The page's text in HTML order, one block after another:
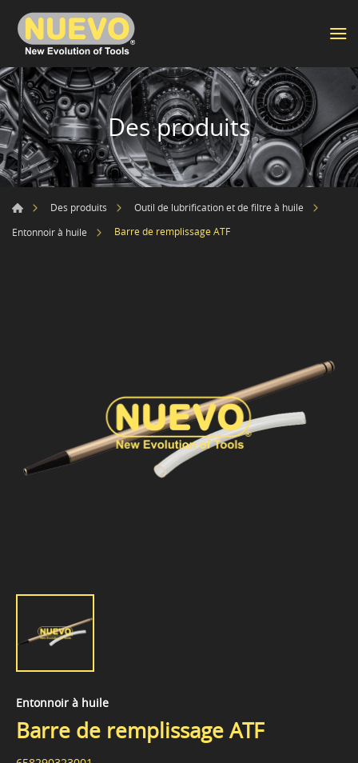
Des produits
Des produits
Outil de lubrification et de filtre à huile
Entonnoir à huile
Barre de remplissage ATF
Entonnoir à huile
Barre de remplissage ATF